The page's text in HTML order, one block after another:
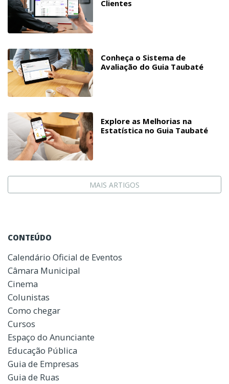
Clientes
Conheça o Sistema de
Avaliação do Guia Taubaté
Explore as Melhorias na
Estatística no Guia Taubaté
MAIS ARTIGOS
CONTEÚDO
Calendário Oficial de Eventos
Câmara Municipal
Cinema
Colunistas
Como chegar
Cursos
Espaço do Anunciante
Educação Pública
Guia de Empresas
Guia de Ruas